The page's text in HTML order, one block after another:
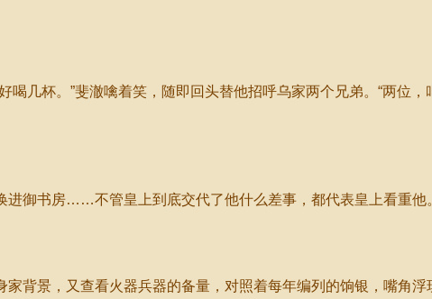
几杯。”斐澈噙着笑，随即回头替他招呼乌家两个兄弟。“两位
御书房……不管皇上到底交代了他什么差事，都代表皇上看重他
景，又查看火器兵器的备量，对照着每年编列的饷银，嘴角浮